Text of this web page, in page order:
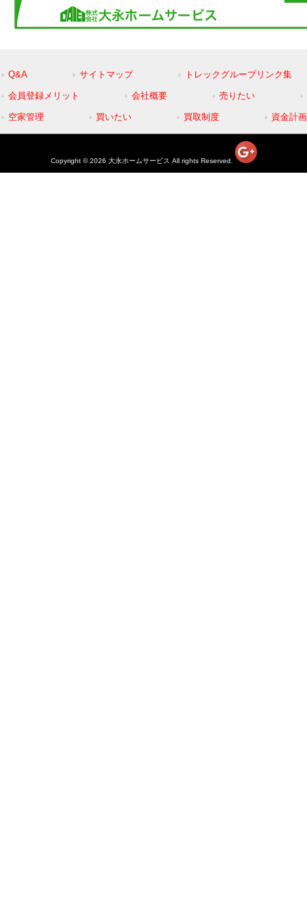
Q&A サイトマップ トレックグループリンク集
会員登録メリット 会社概要 売りたい
空家管理 買いたい 買取制度 資金計画
Copyright © 2026 大永ホームサービス All rights Reserved.